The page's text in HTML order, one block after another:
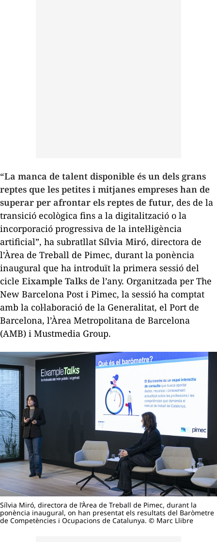
“La manca de talent disponible és un dels grans
reptes que les petites i mitjanes empreses han de
superar per afrontar els reptes de futur, des de la
transició ecològica fins a la digitalització o la
incorporació progressiva de la intel·ligència
artificial”, ha subratllat Sílvia Miró, directora de
l’Àrea de Treball de Pimec, durant la ponència
inaugural que ha introduït la primera sessió del
cicle Eixample Talks de l’any. Organitzada perThe
New Barcelona Post i Pimec, la sessió ha comptat
amb la col·laboració de la Generalitat, el Port de
Barcelona, l’Àrea Metropolitana de Barcelona
(AMB) i Mustmedia Group.
Sílvia Miró, directora de l’Àrea de Treball de Pimec, durant la
ponència inaugural, on han presentat els resultats del Baròmetre
de Competències i Ocupacions de Catalunya. © Marc Llibre